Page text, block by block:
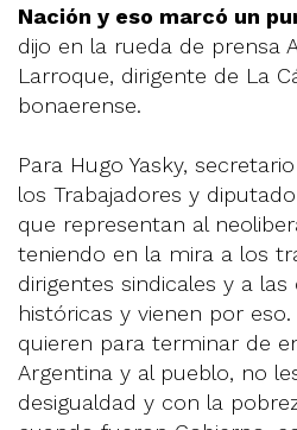
Nación y eso marcó un
dijo en la rueda de prensa
Larroque, dirigente de La
bonaerense.
Para Hugo Yasky,
los Trabajadores y
que representan al
teniendo en la mira a los
dirigentes sindicales y a
históricas y vienen por
quieren para terminar de
Argentina y al pueblo, no
desigualdad y con la